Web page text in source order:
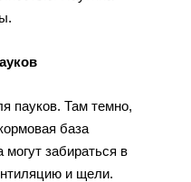
пауков. Там темно,
база
забираться в
и щели.